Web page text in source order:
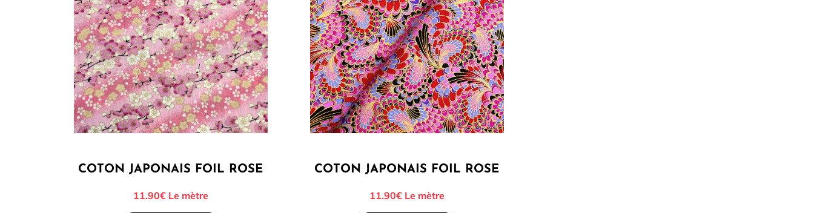
COTON JAPONAIS FOIL ROSE
11.90€Le mètre
COTON JAPONAIS FOIL ROSE
11.90€Le mètre